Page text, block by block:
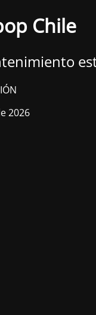
Chile
2026